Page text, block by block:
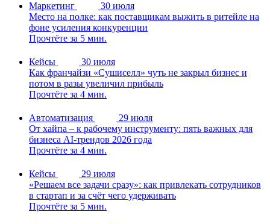
Маркетинг
30 июля
Место на полке: как поставщикам выжить в ритейле на
фоне усиления конкуренции
Прочтёте за 5 мин.
Кейсы
30 июля
Как франчайзи «Сушиселл» чуть не закрыл бизнес и
потом в разы увеличил прибыль
Прочтёте за 4 мин.
Автоматизация
29 июля
От хайпа – к рабочему инструменту: пять важных для
бизнеса AI-трендов 2026 года
Прочтёте за 4 мин.
Кейсы
29 июля
«Решаем все задачи сразу»: как привлекать сотрудников
в стартап и за счёт чего удерживать
Прочтёте за 5 мин.